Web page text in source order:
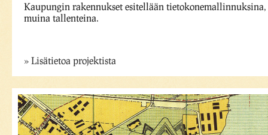
Kaupungin rakennukset esitellään
muina tallenteina.
Lisätietoa projektista